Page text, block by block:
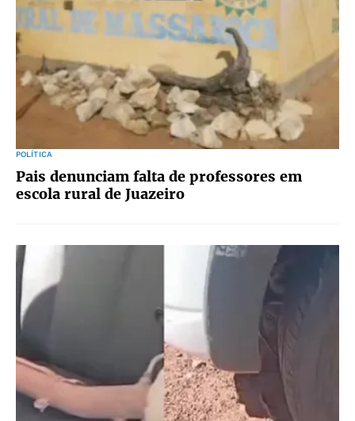
POLÍTICA
Pais denunciam falta de professores em
escola rural de Juazeiro